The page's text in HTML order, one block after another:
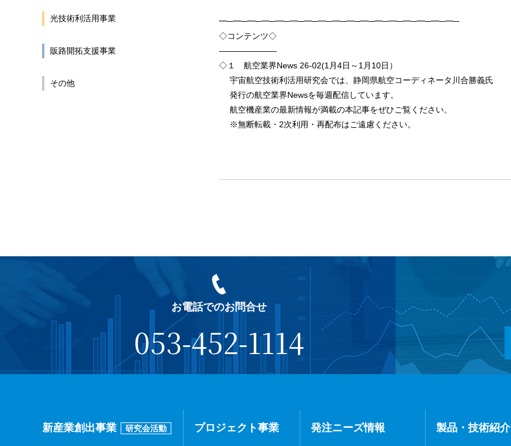
光技術利活用事業
販路開拓支援事業
その他
━─━─━─━─━─━─━─━─━─━─━─━─━─━─━─━─━─
◇コンテンツ◇
———————
◇１ 航空業界News 26-02(1月4日～1月10日）
宇宙航空技術利活用研究会では、静岡県航空コーディネータ川合勝義氏
発行の航空業界Newsを毎週配信しています。
航空機産業の最新情報が満載の本記事をぜひご覧ください。
※無断転載・2次利用・再配布はご遠慮ください。
お電話でのお問合せ
053-452-1114
新産業創出事業 研究会活動 プロジェクト事業 発注ニーズ情報 製品・技術紹介